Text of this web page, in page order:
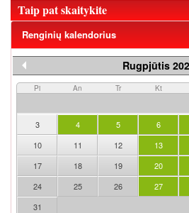
Taip pat skaitykite
Renginių kalendorius
Rugpjūtis
Pi An Tr Kt
3
4 5 6
10
11 12 13
17
18 19 20
24
25 26 27
31